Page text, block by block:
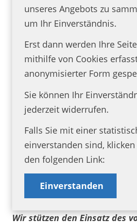
unseres Angebots zu
um Ihr Einverständnis.
Erst dann werden Ihre
mithilfe von Cookies
anonymisierter Form
Sie können Ihr
jederzeit widerrufen.
Falls Sie mit einer
einverstanden sind,
den folgenden Link:
Einverstanden
Wir stützen den Einsatz des